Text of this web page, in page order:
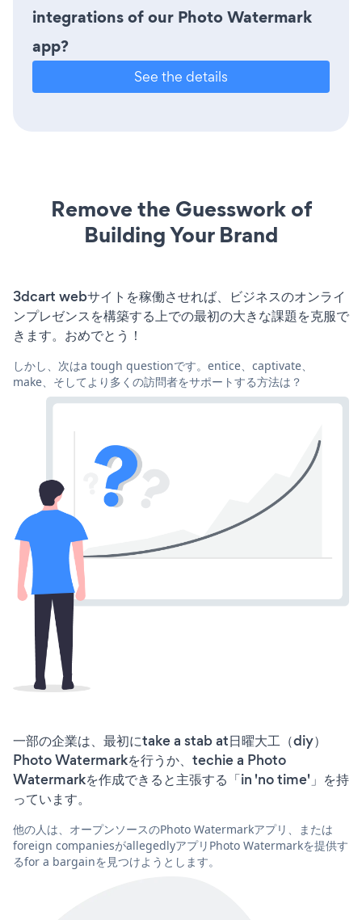
integrations of our Photo Watermark
app?
See the details
Remove the Guesswork of
Building Your Brand
3dcart webサイトを稼働させれば、ビジネスのオンライ
ンプレゼンスを構築する上での最初の大きな課題を克服で
きます。おめでとう！
しかし、次はa tough questionです。entice、captivate、
make、そしてより多くの訪問者をサポートする方法は？
一部の企業は、最初にtake a stab at日曜大工（diy）
Photo Watermarkを行うか、techie a Photo
Watermarkを作成できると主張する「in 'no time'」を持
っています。
他の人は、オープンソースのPhoto Watermarkアプリ、または
foreign companiesがallegedlyアプリPhoto Watermarkを提供す
るfor a bargainを見つけようとします。